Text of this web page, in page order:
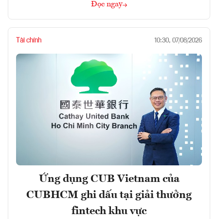
Đọc ngay
Tài chính 10:30, 07/08/2026
Ứng dụng CUB Vietnam của
CUBHCM ghi dấu tại giải thưởng
fintech khu vực